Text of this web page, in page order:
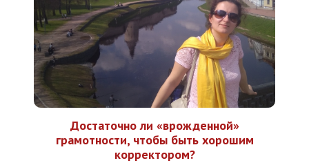
Достаточно ли «врожденной»
грамотности, чтобы быть хорошим
корректором?